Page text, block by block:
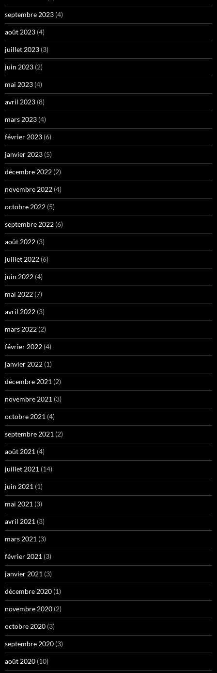
septembre 2023 (4)
août 2023 (4)
juillet 2023 (3)
juin 2023 (2)
mai 2023 (4)
avril 2023 (8)
mars 2023 (4)
février 2023 (6)
janvier 2023 (5)
décembre 2022 (2)
novembre 2022 (4)
octobre 2022 (5)
septembre 2022 (6)
août 2022 (3)
juillet 2022 (6)
juin 2022 (4)
mai 2022 (7)
avril 2022 (3)
mars 2022 (2)
février 2022 (4)
janvier 2022 (1)
décembre 2021 (2)
novembre 2021 (3)
octobre 2021 (4)
septembre 2021 (2)
août 2021 (4)
juillet 2021 (14)
juin 2021 (1)
mai 2021 (3)
avril 2021 (3)
mars 2021 (3)
février 2021 (3)
janvier 2021 (3)
décembre 2020 (1)
novembre 2020 (2)
octobre 2020 (3)
septembre 2020 (3)
août 2020 (10)